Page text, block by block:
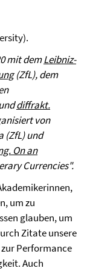
mit demLeibniz-
(ZfL), dem
diffrakt.
von
(ZfL) und
On an
Currencies".
um zu
glauben, um
Zitate unsere
Performance
Auch